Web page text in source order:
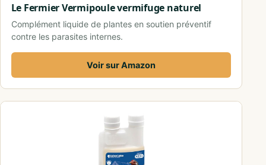
Le Fermier Vermipoule vermifuge naturel
Complément liquide de plantes en soutien préventif
contre les parasites internes.
Voir sur Amazon